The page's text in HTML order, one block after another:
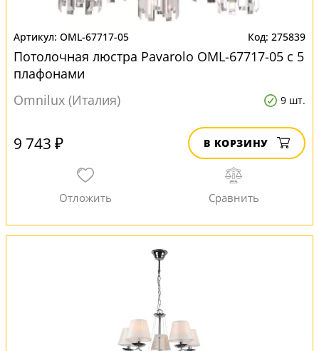
OML-67717-05 275839
Потолочная люстра Pavarolo OML-67717-05 с 5
плафонами
Omnilux (Италия)
9 шт.
9 743 ₽ В КОРЗИНУ